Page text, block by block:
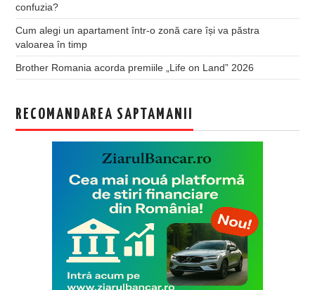
confuzia?
Cum alegi un apartament într-o zonă care își va păstra
valoarea în timp
Brother Romania acorda premiile „Life on Land” 2026
RECOMANDAREA SAPTAMANII